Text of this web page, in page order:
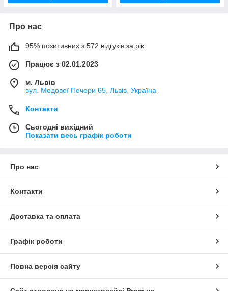
Про нас
95% позитивних з 572 відгуків за рік
Працює з 02.01.2023
м. Львів
вул. Медової Печери 65, Львів, Україна
Контакти
Сьогодні вихідний
Показати весь графік роботи
Про нас
Контакти
Доставка та оплата
Графік роботи
Повна версія сайту